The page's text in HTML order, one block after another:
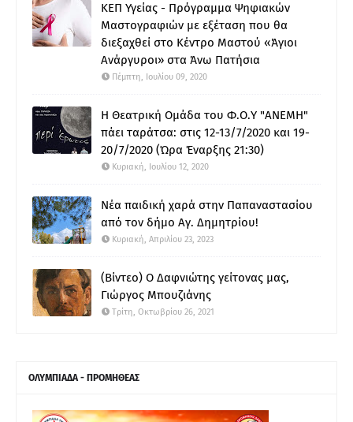
ΚΕΠ Υγείας - Πρόγραμμα Ψηφιακών
Μαστογραφιών με εξέταση που θα
διεξαχθεί στο Κέντρο Μαστού «Άγιοι
Ανάργυροι» στα Άνω Πατήσια
Πέμπτη, Ιουλίου 09, 2020
Η Θεατρική Ομάδα του Φ.Ο.Υ "ΑΝΕΜΗ"
πάει ταράτσα: στις 12-13/7/2020 και 19-
20/7/2020 (Ώρα Έναρξης 21:30)
Κυριακή, Ιουλίου 12, 2020
Νέα παιδική χαρά στην Παπαναστασίου
από τον δήμο Αγ. Δημητρίου!
Κυριακή, Απριλίου 23, 2023
(Βίντεο) Ο Δαφνιώτης γείτονας μας,
Γιώργος Μπουζιάνης
Τρίτη, Οκτωβρίου 26, 2021
ΟΛΥΜΠΙΑΔΑ - ΠΡΟΜΗΘΕΑΣ